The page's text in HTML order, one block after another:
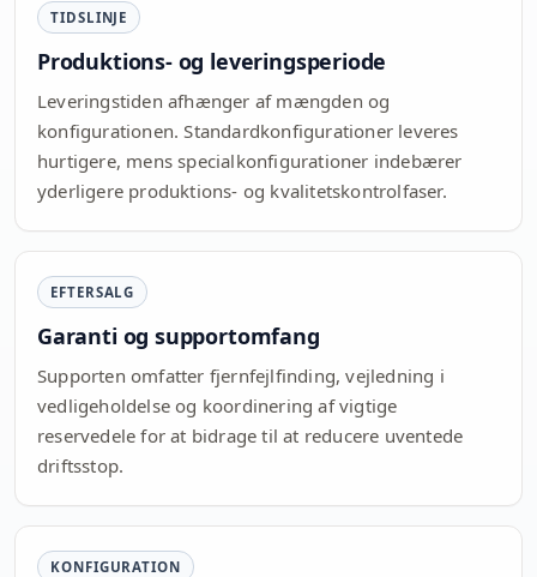
TIDSLINJE
Produktions- og leveringsperiode
Leveringstiden afhænger af mængden og
konfigurationen. Standardkonfigurationer leveres
hurtigere, mens specialkonfigurationer indebærer
yderligere produktions- og kvalitetskontrolfaser.
EFTERSALG
Garanti og supportomfang
Supporten omfatter fjernfejlfinding, vejledning i
vedligeholdelse og koordinering af vigtige
reservedele for at bidrage til at reducere uventede
driftsstop.
KONFIGURATION